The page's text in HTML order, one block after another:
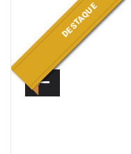
DESTAQUE
Anterior